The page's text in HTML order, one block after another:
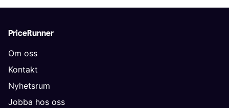
PriceRunner
Om oss
Kontakt
Nyhetsrum
Jobba hos oss